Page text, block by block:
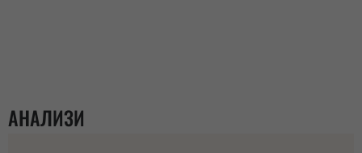
АНАЛИЗИ